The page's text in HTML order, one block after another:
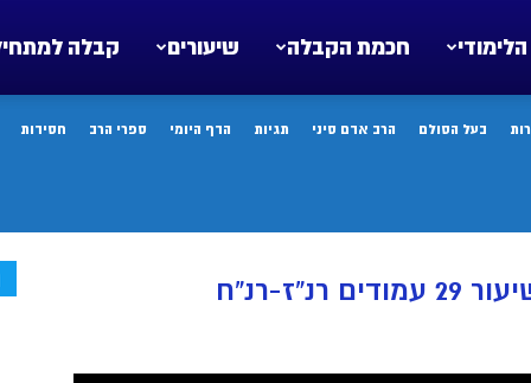
קבלה שיעורים חכמת הקבלה
בעל הסולם הרב אדם סיני תגיות הדף היומי ספרי הרב חסידות
רנ”ח